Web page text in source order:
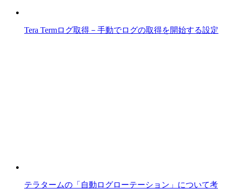
Tera Termログ取得－手動でログの取得を開始する設定
テラタームの「自動ログローテーション」について考